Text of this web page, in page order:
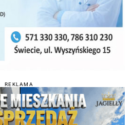
REKLAMA